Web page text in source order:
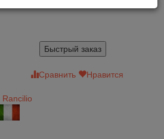
Быстрый заказ
Сравнить
Нравится
Rancilio